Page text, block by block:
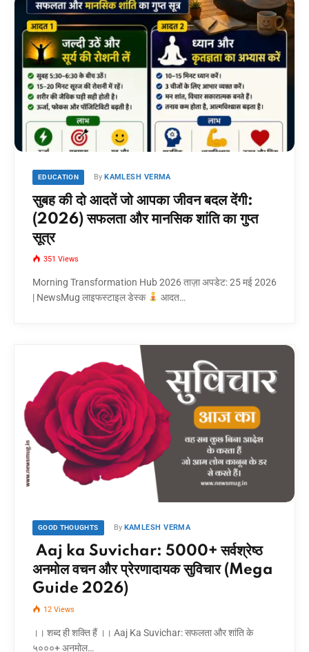
EDUCATION By KAMLESH VERMA
सुबह की दो आदतें जो आपका जीवन बदल देंगी:
(2026) सफलता और मानसिक शांति का गुप्त
सूत्र
351 Views
Morning Transformation Hub 2026 ताज़ा अपडेट: 25 मई 2026
| NewsMug लाइफस्टाइल डेस्क
आदत…
GOOD THOUGHTS By KAMLESH VERMA
Aaj ka Suvichar: 5000+ सर्वश्रेष्ठ
अनमोल वचन और प्रेरणादायक सुविचार (Mega
Guide 2026)
12 Views
।। शब्द ही शक्ति हैं ।। Aaj Ka Suvichar: सफलता और शांति के
५०००+ अनमोल…